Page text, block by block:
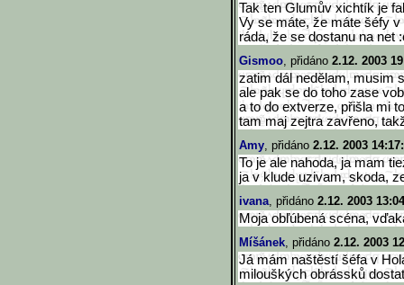
Tak ten Glumův xichtík je
Vy se máte, že máte šéfy
ráda, že se dostanu na net
Gismoo, přidáno 2.12. 2003
zatim dál nedělam, musim
ale pak se do toho zase
a to do extverze, přišla mi
tam maj zejtra zavřeno,
Amy, přidáno 2.12. 2003
To je ale nahoda, ja mam
ja v klude uzivam, skoda,
ivana, přidáno 2.12. 2003
Moja obľúbená scéna,
Míšánek, přidáno 2.12. 2003
Já mám naštěstí šéfa v
milouškých obrássků